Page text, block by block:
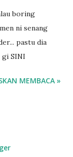
boring
ni senang
pastu dia
gi SINI
MEMBACA »